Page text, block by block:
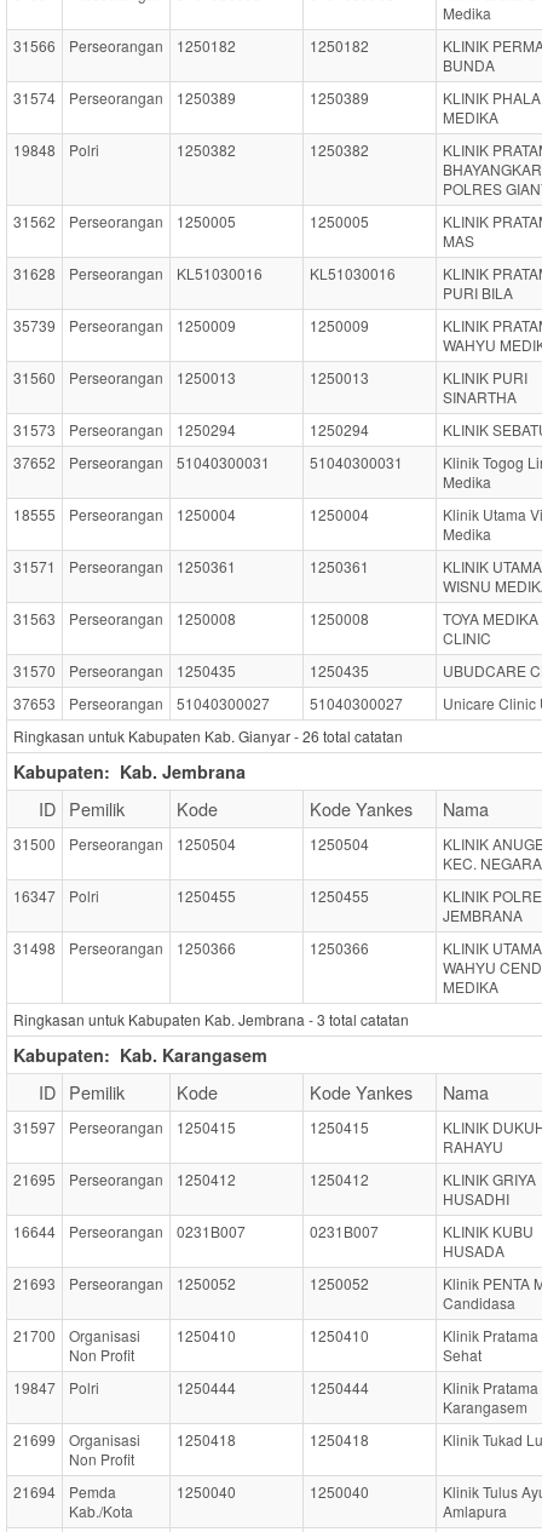
Medika
31566
Perseorangan 1250182 1250182
KLINIK
BUNDA
31574
Perseorangan 1250389 1250389
KLINIK PHALA
MEDIKA
19848
Polri 1250382 1250382
KLINIK
POLRES
31562
Perseorangan 1250005 1250005
KLINIK
MAS
31628
Perseorangan KL51030016 KL51030016
KLINIK
PURI BILA
35739
Perseorangan 1250009 1250009
KLINIK
WAHYU
31560
Perseorangan 1250013 1250013
KLINIK PURI
SINARTHA
31573
Perseorangan 1250294 1250294
KLINIK
37652
Perseorangan 51040300031 51040300031
Klinik Togog
Medika
18555
Perseorangan 1250004 1250004
Klinik Utama
Medika
31571
Perseorangan 1250361 1250361
KLINIK UTAMA
WISNU
31563
Perseorangan 1250008 1250008
TOYA MEDIKA
CLINIC
31570
Perseorangan 1250435 1250435
UBUDCARE
37653
Perseorangan 51040300027 51040300027
Unicare Clinic
Ringkasan untuk Kabupaten Kab. Gianyar -26 total catatan
Kabupaten: Kab. Jembrana
ID Pemilik Kode Kode Yankes Nama
31500 Perseorangan 1250504 1250504
KLINIK
KEC. NEGARA
16347
Polri 1250455 1250455
KLINIK
JEMBRANA
31498
Perseorangan 1250366 1250366
KLINIK UTAMA
WAHYU
MEDIKA
Ringkasan untuk Kabupaten Kab. Jembrana -3 total catatan
Kabupaten: Kab. Karangasem
ID Pemilik Kode Kode Yankes Nama
31597 Perseorangan 1250415 1250415
KLINIK
RAHAYU
21695
Perseorangan 1250412 1250412
KLINIK GRIYA
HUSADHI
16644
Perseorangan 0231B007 0231B007
KLINIK KUBU
HUSADA
21693
Perseorangan 1250052 1250052
Klinik PENTA
Candidasa
21700
Organisasi
Non Profit
1250410 1250410
Klinik
Sehat
19847
Polri 1250444 1250444
Klinik
Karangasem
21699
Organisasi
Non Profit
1250418 1250418 Klinik Tukad
21694
Pemda
Kab./Kota
1250040 1250040
Klinik Tulus
Amlapura